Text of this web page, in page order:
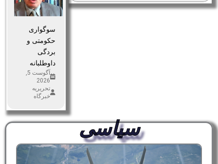
سوگواری
حکومتی و
بردگی
داوطلبانه
آگوست 5,
2026
تحریریه
خبرگاه
سیاسی